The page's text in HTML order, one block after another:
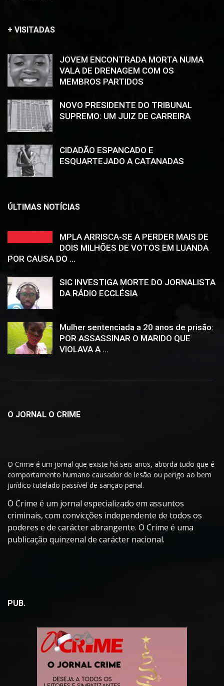
+ VISITADAS
JOVEM ENCONTRADA MORTA NUMA
VALA DE DRENAGEM COM OS
MEMBROS PARTIDOS
NOVO PRESIDENTE DO TRIBUNAL
SUPREMO: UM JUIZ DE CARREIRA
CIDADÃO ESPANCADO E
ESQUARTEJADO A CATANADAS
ÚLTIMAS NOTÍCIAS
MPLA ARRISCA-SE A PERDER MAIS DE
DOIS MILHÕES DE VOTOS EM LUANDA
POR CAUSA DO ...
SIC INVESTIGA MORTE DO JORNALISTA
DA RÁDIO ECCLÉSIA
Mulher sentenciada a 20 anos de prisão:
POR ASSASSINAR O MARIDO QUE
VIOLAVA A ...
O JORNAL O CRIME
O Crime é um jornal que existe há seis anos, aborda tudo que é
comportamento humano causador de lesão ou perigo ao bem
jurídico tutelado passível de sanção penal.
O Crime é um jornal especializado em assuntos
criminais, com convicções independente de todos os
poderes e de carácter abrangente. O Crime é uma
publicação quinzenal de carácter nacional.
PUB.